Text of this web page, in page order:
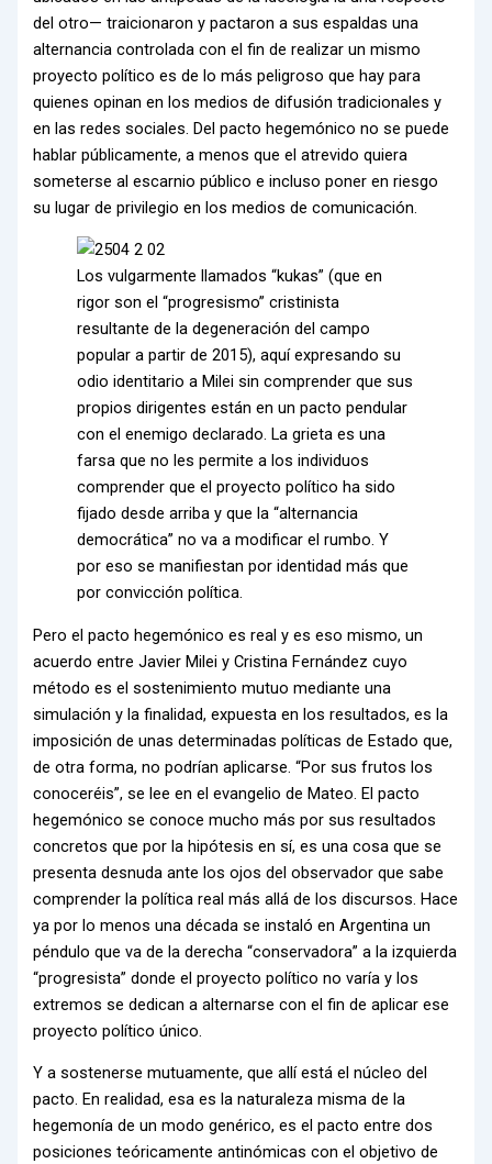
del otro— traicionaron y pactaron a sus espaldas una
alternancia controlada con el fin de realizar un mismo
proyecto político es de lo más peligroso que hay para
quienes opinan en los medios de difusión tradicionales y
en las redes sociales. Del pacto hegemónico no se puede
hablar públicamente, a menos que el atrevido quiera
someterse al escarnio público e incluso poner en riesgo
su lugar de privilegio en los medios de comunicación.
Los vulgarmente llamados “kukas” (que en
rigor son el “progresismo” cristinista
resultante de la degeneración del campo
popular a partir de 2015), aquí expresando su
odio identitario a Milei sin comprender que sus
propios dirigentes están en un pacto pendular
con el enemigo declarado. La grieta es una
farsa que no les permite a los individuos
comprender que el proyecto político ha sido
fijado desde arriba y que la “alternancia
democrática” no va a modificar el rumbo. Y
por eso se manifiestan por identidad más que
por convicción política.
Pero el pacto hegemónico es real y es eso mismo, un
acuerdo entre Javier Milei y Cristina Fernández cuyo
método es el sostenimiento mutuo mediante una
simulación y la finalidad, expuesta en los resultados, es la
imposición de unas determinadas políticas de Estado que,
de otra forma, no podrían aplicarse. “Por sus frutos los
conoceréis”, se lee en el evangelio de Mateo. El pacto
hegemónico se conoce mucho más por sus resultados
concretos que por la hipótesis en sí, es una cosa que se
presenta desnuda ante los ojos del observador que sabe
comprender la política real más allá de los discursos. Hace
ya por lo menos una década se instaló en Argentina un
péndulo que va de la derecha “conservadora” a la izquierda
“progresista” donde el proyecto político no varía y los
extremos se dedican a alternarse con el fin de aplicar ese
proyecto político único.
Y a sostenerse mutuamente, que allí está el núcleo del
pacto. En realidad, esa es la naturaleza misma de la
hegemonía de un modo genérico, es el pacto entre dos
posiciones teóricamente antinómicas con el objetivo de